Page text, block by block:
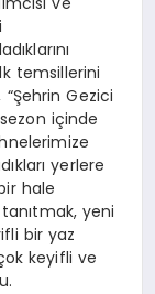
temsillerini
Gezici
içinde
yerlere
hale
yeni
bir yaz
keyifli ve